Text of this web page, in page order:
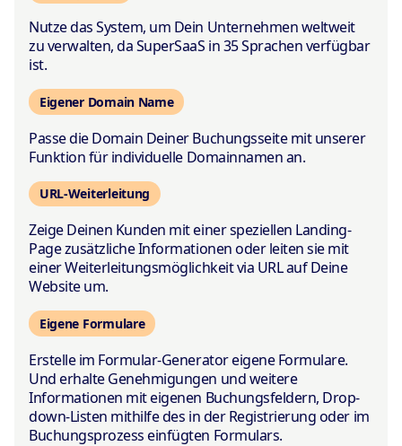
Nutze das System, um Dein Unternehmen weltweit
zu verwalten, da SuperSaaS in 35 Sprachen verfügbar
ist.
Eigener Domain Name
Passe die Domain Deiner Buchungsseite mit unserer
Funktion für individuelle Domainnamen an.
URL-Weiterleitung
Zeige Deinen Kunden mit einer speziellen Landing-
Page zusätzliche Informationen oder leiten sie mit
einer Weiterleitungsmöglichkeit via URL auf Deine
Website um.
Eigene Formulare
Erstelle im Formular-Generator eigene Formulare.
Und erhalte Genehmigungen und weitere
Informationen mit eigenen Buchungsfeldern, Drop-
down-Listen mithilfe des in der Registrierung oder im
Buchungsprozess einfügten Formulars.